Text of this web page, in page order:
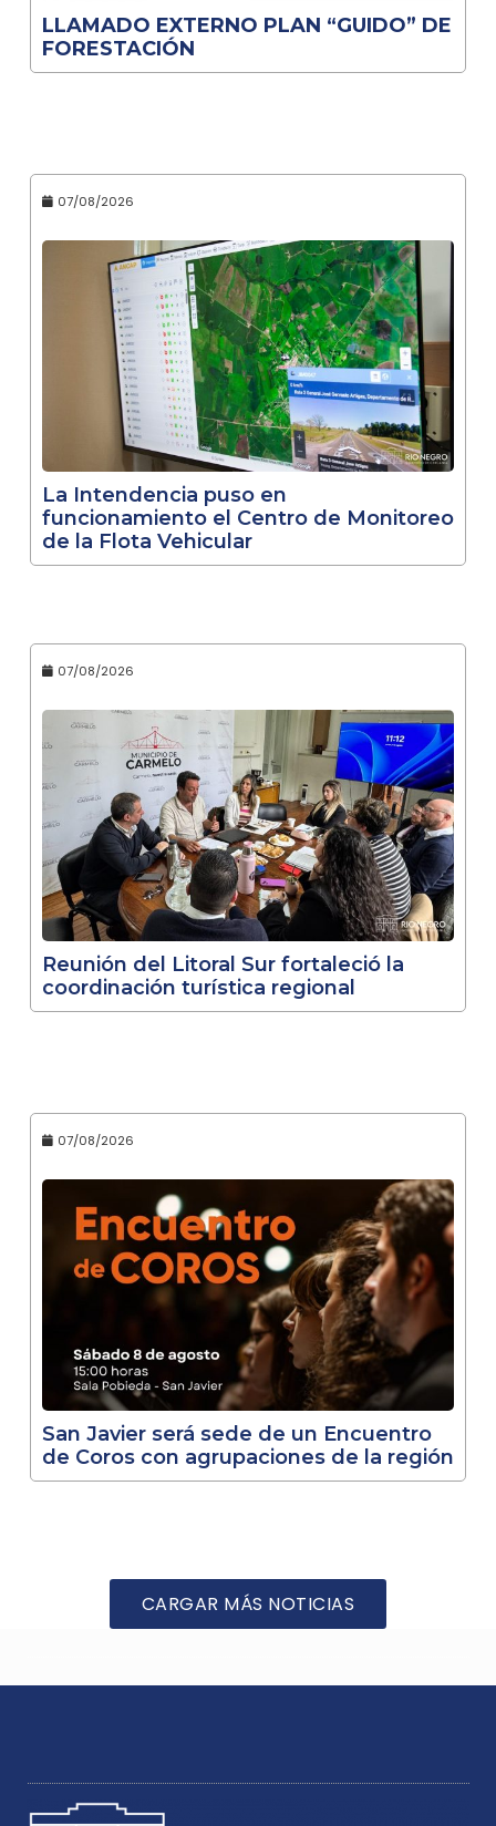
LLAMADO EXTERNO PLAN “GUIDO” DE
FORESTACIÓN
07/08/2026
La Intendencia puso en
funcionamiento el Centro de Monitoreo
de la Flota Vehicular
07/08/2026
Reunión del Litoral Sur fortaleció la
coordinación turística regional
07/08/2026
San Javier será sede de un Encuentro
de Coros con agrupaciones de la región
CARGAR MÁS NOTICIAS